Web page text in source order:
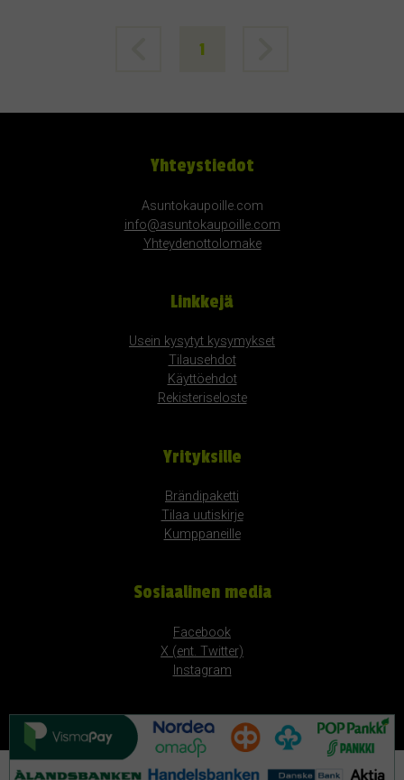
1
Yhteystiedot
Asuntokaupoille.com
info@asuntokaupoille.com
Yhteydenottolomake
Linkkejä
Usein kysytyt kysymykset
Tilausehdot
Käyttöehdot
Rekisteriseloste
Yrityksille
Brändipaketti
Tilaa uutiskirje
Kumppaneille
Sosiaalinen media
Facebook
X (ent. Twitter)
Instagram